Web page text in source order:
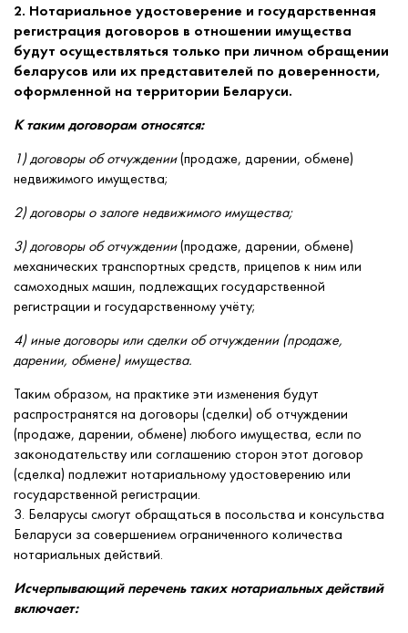
2. Нотариальное удостоверение и государственная
регистрация договоров в отношении имущества
будут осуществляться только при личном обращении
беларусов или их представителей по доверенности,
оформленной на территории Беларуси.
К таким договорам относятся:
1) договоры об отчуждении(продаже, дарении, обмене)
недвижимого имущества;
2) договоры о залоге недвижимого имущества;
3) договоры об отчуждении(продаже, дарении, обмене)
механических транспортных средств, прицепов к ним или
самоходных машин, подлежащих государственной
регистрации и государственному учёту;
4) иные договоры или сделки об отчуждении (продаже,
дарении, обмене) имущества.
Таким образом, на практике эти изменения будут
распространятся на договоры (сделки) об отчуждении
(продаже, дарении, обмене) любого имущества, если по
законодательству или соглашению сторон этот договор
(сделка) подлежит нотариальному удостоверению или
государственной регистрации.
3. Беларусы смогут обращаться в посольства и консульства
Беларуси за совершением ограниченного количества
нотариальных действий.
Исчерпывающий перечень таких нотариальных действий
включает: